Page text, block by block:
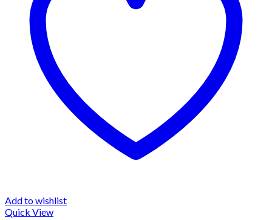
Add to wishlist
Quick View